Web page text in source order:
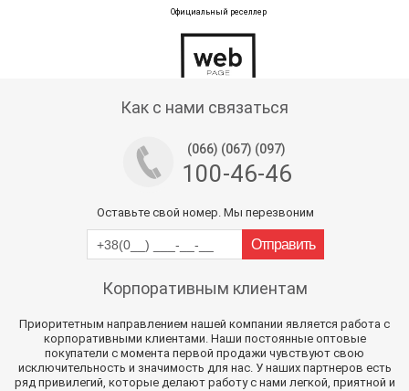
Официальный реселлер
Как с нами связаться
(066) (067) (097)
100-46-46
Оставьте свой номер. Мы перезвоним
Корпоративным клиентам
Приоритетным направлением нашей компании является работа с
корпоративными клиентами. Наши постоянные оптовые
покупатели с момента первой продажи чувствуют свою
исключительность и значимость для нас. У наших партнеров есть
ряд привилегий, которые делают работу с нами легкой, приятной и